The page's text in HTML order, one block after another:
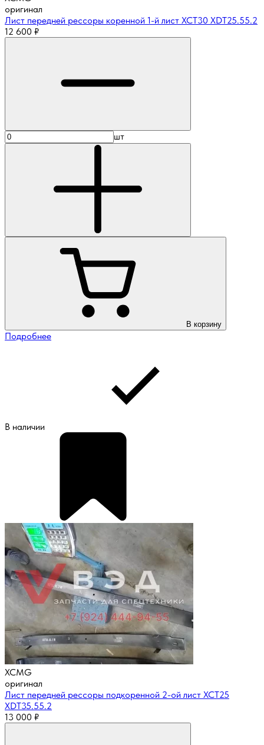
оригинал
Лист передней рессоры коренной 1-й лист XCT30 XDT25.55.2
12 600 ₽
шт
В корзину
Подробнее
В наличии
XCMG
оригинал
Лист передней рессоры подкоренной 2-ой лист XCT25
XDT35.55.2
13 000 ₽